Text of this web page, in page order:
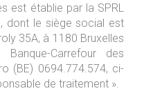
est établie par la SPRL
dont le siège social est
35A, à 1180 Bruxelles
Carrefour des
(BE) 0694.774.574, ci-
de traitement ».